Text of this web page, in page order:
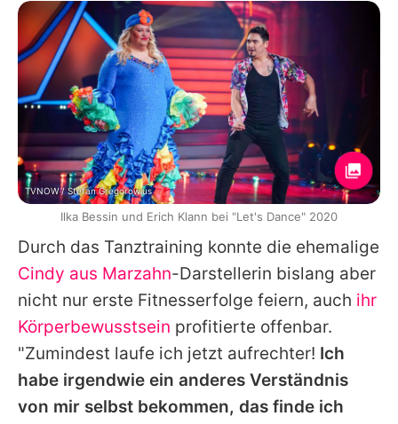
Durch das Tanztraining konnte die ehemalige
Cindy aus Marzahn-Darstellerin bislang aber
nicht nur erste Fitnesserfolge feiern, auch ihr
Körperbewusstsein profitierte offenbar.
"Zumindest laufe ich jetzt aufrechter! Ich
habe irgendwie ein anderes Verständnis
von mir selbst bekommen, das finde ich
TVNOW / Stefan Gregorowius
Ilka Bessin und Erich Klann bei "Let's Dance" 2020